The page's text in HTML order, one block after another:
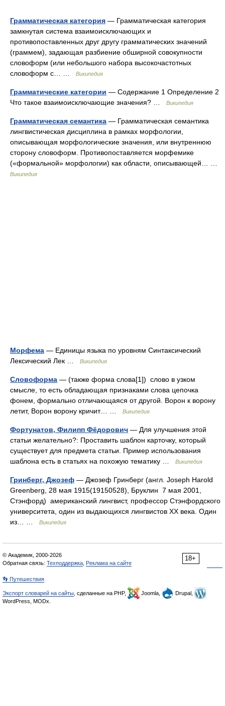
Грамматическая категория — Грамматическая категория
замкнутая система взаимоисключающих и
противопоставленных друг другу грамматических значений
(граммем), задающая разбиение обширной совокупности
словоформ (или небольшого набора высокочастотных
словоформ с… …
Википедия
Грамматические категории — Содержание 1 Определение 2
Что такое взаимоисключающие значения? …
Википедия
Грамматическая семантика — Грамматическая семантика
лингвистическая дисциплина в рамках морфологии,
описывающая морфологические значения, или внутреннюю
сторону словоформ. Противопоставляется морфемике
(«формальной» морфологии) как области, описывающей… …
Википедия
Морфема — Единицы языка по уровням Синтаксический
Лексический Лек …
Википедия
Словоформа — (также форма слова[1]) слово в узком
смысле, то есть обладающая признаками слова цепочка
фонем, формально отличающаяся от другой. Ворон к ворону
летит, Ворон ворону кричит… …
Википедия
Фортунатов, Филипп Фёдорович — Для улучшения этой
статьи желательно?: Проставить шаблон карточку, который
существует для предмета статьи. Пример использования
шаблона есть в статьях на похожую тематику …
Википедия
Гринберг, Джозеф — Джозеф Гринберг (англ. Joseph Harold
Greenberg, 28 мая 1915(19150528), Бруклин 7 мая 2001,
Стэнфорд) американский лингвист, профессор Стэнфордского
университета, один из выдающихся лингвистов XX века. Один
из… …
Википедия
18+
© Академик, 2000-2026
Обратная связь: Техподдержка Реклама на сайте
👣 Путешествия
Экспорт словарей на сайты , сделанные на PHP, Joomla,
Drupal,
WordPress, MODx.